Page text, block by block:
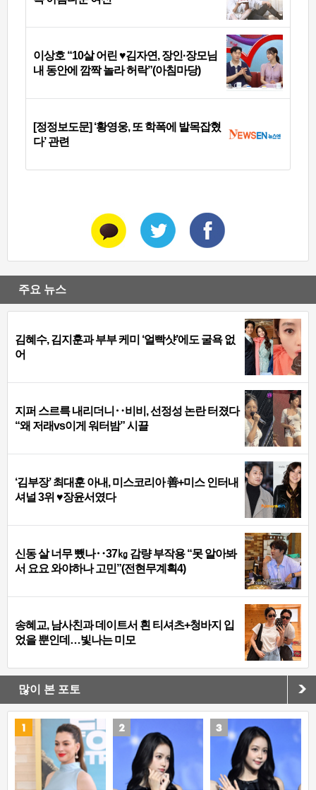
이상호 “10살 어린 ♥김자연, 장인·장모님
내 동안에 깜짝 놀라 허락”(아침마당)
[정정보도문] ‘황영웅, 또 학폭에 발목잡혔
다’ 관련
주요 뉴스
김혜수, 김지훈과 부부 케미 ‘얼빡샷’에도 굴욕 없
어
지퍼 스르륵 내리더니‥비비, 선정성 논란 터졌다
“왜 저래vs이게 워터밤” 시끌
‘김부장’ 최대훈 아내, 미스코리아 善+미스 인터내
셔널 3위 ♥장윤서였다
신동 살 너무 뺐나‥37㎏ 감량 부작용 “못 알아봐
서 요요 와야하나 고민”(전현무계획4)
송혜교, 남사친과 데이트서 흰 티셔츠+청바지 입
었을 뿐인데…빛나는 미모
많이 본 포토